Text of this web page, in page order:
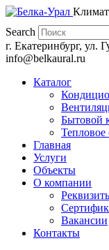
Search
г. Екатеринбург, ул.
info@belkaural.ru
Каталог
Бытовой
Тепловое
Главная
Услуги
Объекты
О компании
Вакансии
Контакты